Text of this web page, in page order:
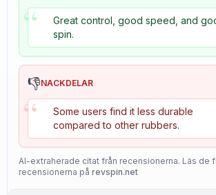
“
Great control, good speed, and
spin.
👎NACKDELAR
“
Some users find it less durable
compared to other rubbers.
AI-extraherade citat från recensionerna. Läs de
recensionerna på revspin.net